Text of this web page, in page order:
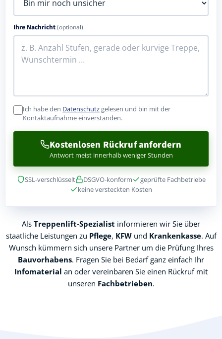
Ihre Nachricht(optional)
Ich habe den Datenschutzgelesen und bin mit der
Kontaktaufnahme einverstanden.
Kostenlosen Rückruf anfordern
Antwort meist innerhalb weniger Stunden
SSL-verschlüsselt DSGVO-konform
geprüfte Fachbetriebe
keine versteckten Kosten
Als Treppenlift-Spezialist informieren wir Sie über
staatliche Leistungen zu Pflege, KFWund Krankenkasse. Auf
Wunsch kümmern sich unsere Partner um die Prüfung Ihres
Bauvorhabens. Fragen Sie bei Bedarf ganz einfach Ihr
Infomaterial an oder vereinbaren Sie einen Rückruf mit
unseren Fachbetrieben.